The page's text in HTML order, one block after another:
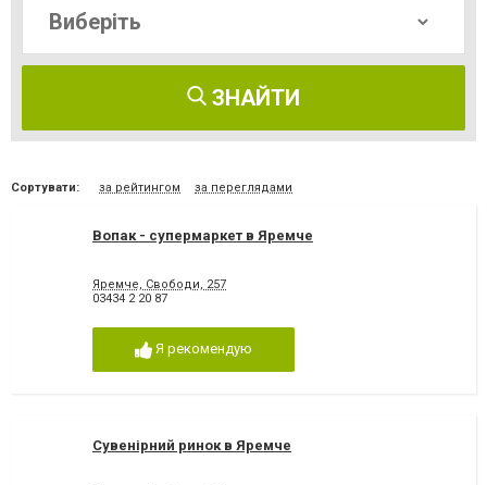
ЗНАЙТИ
Сортувати: за рейтингом за переглядами
Вопак - супермаркет в Яремче
Яремче, Свободи, 257
03434 2 20 87
Я рекомендую
Сувенірний ринок в Яремче